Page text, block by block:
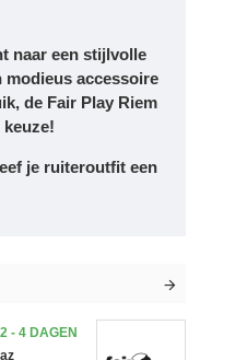
naar een stijlvolle
accessoire
de Fair Play Riem
keuze!
je ruiteroutfit een
- 4 DAGEN